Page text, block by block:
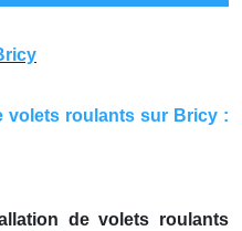
volets roulants sur Bricy :
de volets roulants